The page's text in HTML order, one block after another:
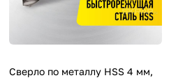
Сверло по металлу HSS 4 мм,